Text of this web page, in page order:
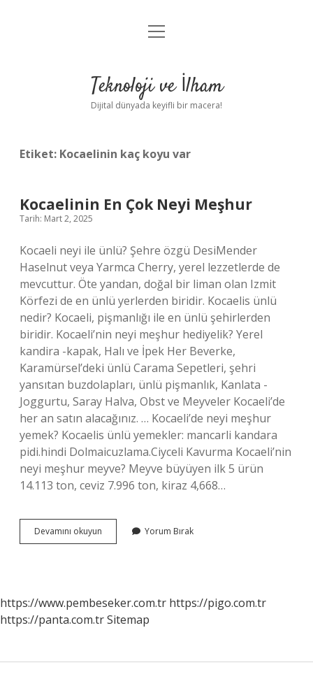
Anasayfa
Yasal Uyarı
menüyü
Teknoloji ve İlham
Dijital dünyada keyifli bir macera!
Etiket: Kocaelinin kaç koyu var
Kocaelinin En Çok Neyi Meşhur
Tarih: Mart 2, 2025
Kocaeli neyi ile ünlü? Şehre özgü DesiMender
Haselnut veya Yarmca Cherry, yerel lezzetlerde de
mevcuttur. Öte yandan, doğal bir liman olan Izmit
Körfezi de en ünlü yerlerden biridir. Kocaelis ünlü
nedir? Kocaeli, pişmanlığı ile en ünlü şehirlerden
biridir. Kocaeli’nin neyi meşhur hediyelik? Yerel
kandira -kapak, Halı ve İpek Her Beverke,
Karamürsel’deki ünlü Carama Sepetleri, şehri
yansıtan buzdolapları, ünlü pişmanlık, Kanlata -
Joggurtu, Saray Halva, Obst ve Meyveler Kocaeli’de
her an satın alacağınız. … Kocaeli’de neyi meşhur
yemek? Kocaelis ünlü yemekler: mancarli kandara
pidi.hindi Dolmaicuzlama.Ciyceli Kavurma Kocaeli’nin
neyi meşhur meyve? Meyve büyüyen ilk 5 ürün
14.113 ton, ceviz 7.996 ton, kiraz 4,668…
Devamını okuyun Kocaelinin
En
Yorum Bırak
https://www.pembeseker.com.tr https://pigo.com.tr
https://panta.com.trSitemap